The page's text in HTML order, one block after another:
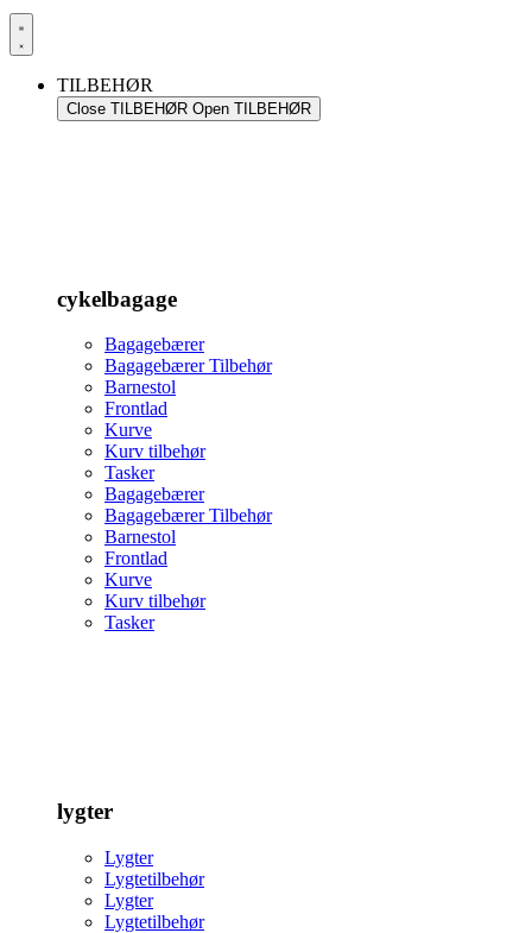
TILBEHØR
Close TILBEHØR Open TILBEHØR
cykelbagage
Bagagebærer
Bagagebærer Tilbehør
Barnestol
Frontlad
Kurve
Kurv tilbehør
Tasker
Bagagebærer
Bagagebærer Tilbehør
Barnestol
Frontlad
Kurve
Kurv tilbehør
Tasker
lygter
Lygter
Lygtetilbehør
Lygter
Lygtetilbehør